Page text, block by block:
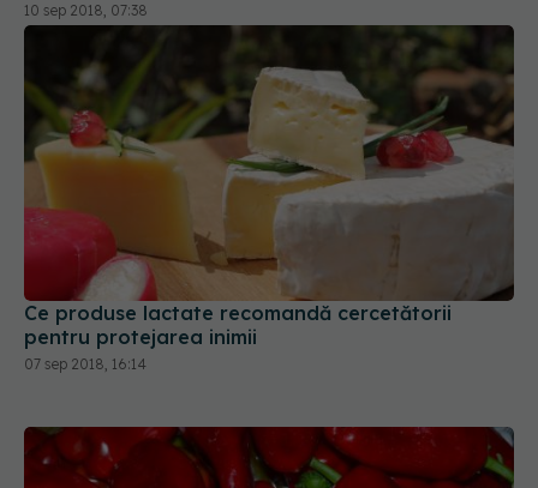
10 sep 2018, 07:38
Ce produse lactate recomandă cercetătorii
pentru protejarea inimii
07 sep 2018, 16:14